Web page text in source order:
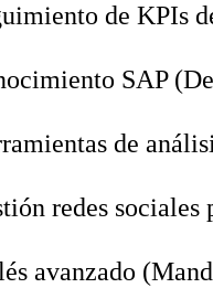
de KPIs
SAP
de
redes
avanzado